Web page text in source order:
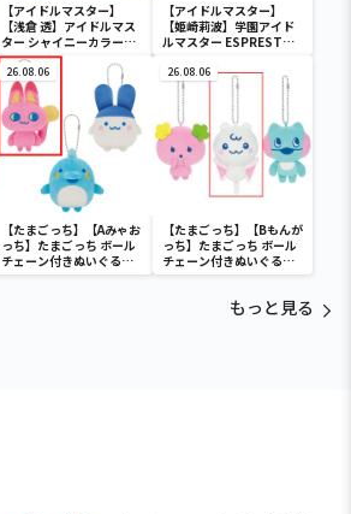
【アイドルマスター】
【浅倉 透】アイドルマス
ター シャイニーカラーズ
-Relax time-浅倉 透
【アイドルマスター】
【姫崎莉波】学園アイド
ルマスター ESPRESTO-
26.08.06
【たまごっち】【Aみゃお
っち】たまごっち ボール
チェーン付きぬいぐるみ
～Tamagotchi
26.08.06
【たまごっち】【Bもんが
っち】たまごっち ボール
チェーン付きぬいぐるみ
～Tamagotchi
もっと見る